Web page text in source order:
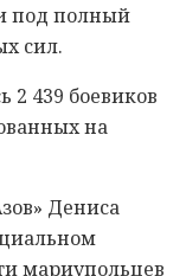
под полный
сил.
2 439 боевиков
на
Дениса
мариупольцев